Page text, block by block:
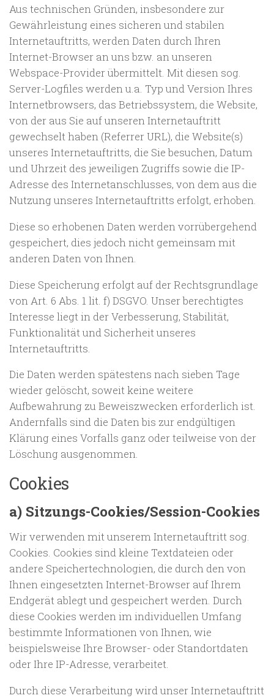
Aus technischen Gründen, insbesondere zur
Gewährleistung eines sicheren und stabilen
Internetauftritts, werden Daten durch Ihren
Internet-Browser an uns bzw. an unseren
Webspace-Provider übermittelt. Mit diesen sog.
Server-Logfiles werden u.a. Typ und Version Ihres
Internetbrowsers, das Betriebssystem, die Website,
von der aus Sie auf unseren Internetauftritt
gewechselt haben (Referrer URL), die Website(s)
unseres Internetauftritts, die Sie besuchen, Datum
und Uhrzeit des jeweiligen Zugriffs sowie die IP-
Adresse des Internetanschlusses, von dem aus die
Nutzung unseres Internetauftritts erfolgt, erhoben.
Diese so erhobenen Daten werden vorrübergehend
gespeichert, dies jedoch nicht gemeinsam mit
anderen Daten von Ihnen.
Diese Speicherung erfolgt auf der Rechtsgrundlage
von Art. 6 Abs. 1 lit. f) DSGVO. Unser berechtigtes
Interesse liegt in der Verbesserung, Stabilität,
Funktionalität und Sicherheit unseres
Internetauftritts.
Die Daten werden spätestens nach sieben Tage
wieder gelöscht, soweit keine weitere
Aufbewahrung zu Beweiszwecken erforderlich ist.
Andernfalls sind die Daten bis zur endgültigen
Klärung eines Vorfalls ganz oder teilweise von der
Löschung ausgenommen.
Cookies
a) Sitzungs-Cookies/Session-Cookies
Wir verwenden mit unserem Internetauftritt sog.
Cookies. Cookies sind kleine Textdateien oder
andere Speichertechnologien, die durch den von
Ihnen eingesetzten Internet-Browser auf Ihrem
Endgerät ablegt und gespeichert werden. Durch
diese Cookies werden im individuellen Umfang
bestimmte Informationen von Ihnen, wie
beispielsweise Ihre Browser- oder Standortdaten
oder Ihre IP-Adresse, verarbeitet.
Durch diese Verarbeitung wird unser Internetauftritt